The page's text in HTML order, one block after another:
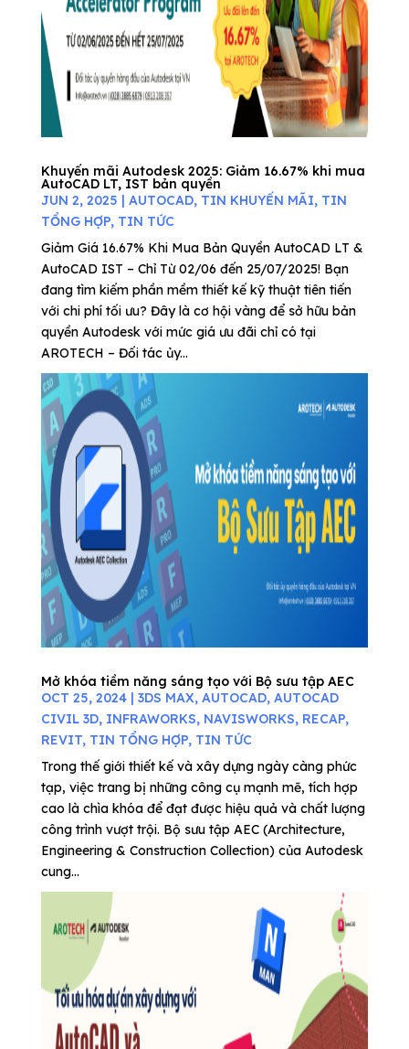
Khuyến mãi Autodesk 2025: Giảm 16.67% khi mua
AutoCAD LT, IST bản quyền
JUN 2, 2025 | AUTOCAD, TIN KHUYẾN MÃI, TIN
TỔNG HỢP, TIN TỨC
Giảm Giá 16.67% Khi Mua Bản Quyền AutoCAD LT &
AutoCAD IST – Chỉ Từ 02/06 đến 25/07/2025! Bạn
đang tìm kiếm phần mềm thiết kế kỹ thuật tiên tiến
với chi phí tối ưu? Đây là cơ hội vàng để sở hữu bản
quyền Autodesk với mức giá ưu đãi chỉ có tại
AROTECH – Đối tác ủy...
Mở khóa tiềm năng sáng tạo với Bộ sưu tập AEC
OCT 25, 2024| 3DS MAX, AUTOCAD, AUTOCAD
CIVIL 3D, INFRAWORKS, NAVISWORKS, RECAP,
REVIT, TIN TỔNG HỢP, TIN TỨC
Trong thế giới thiết kế và xây dựng ngày càng phức
tạp, việc trang bị những công cụ mạnh mẽ, tích hợp
cao là chìa khóa để đạt được hiệu quả và chất lượng
công trình vượt trội. Bộ sưu tập AEC (Architecture,
Engineering & Construction Collection) của Autodesk
cung...